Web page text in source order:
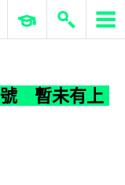
ERP 與商業 AI
號 暫未有上